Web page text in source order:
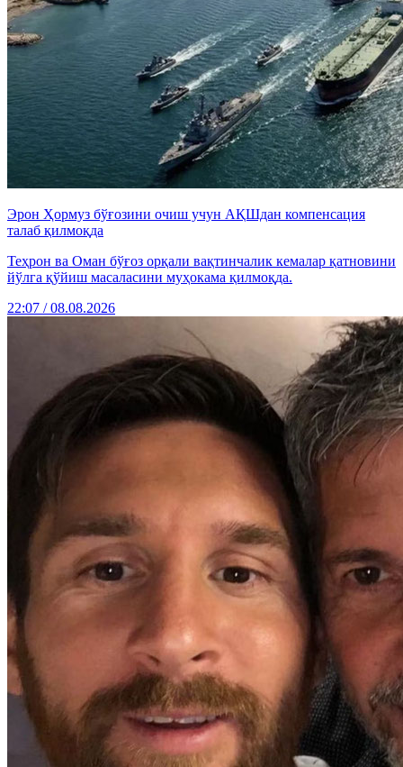
Эрон Ҳормуз бўғозини очиш учун АҚШдан компенсация
талаб қилмоқда
Теҳрон ва Оман бўғоз орқали вақтинчалик кемалар қатновини
йўлга қўйиш масаласини муҳокама қилмоқда.
22:07 / 08.08.2026